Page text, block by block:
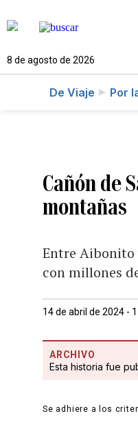
8 de agosto de 2026
De Viaje Por
Cañón de
montañas
Entre Aibonito
con millones
14 de abril de 2024 -
ARCHIVO
Esta historia fue
Se adhiere a los